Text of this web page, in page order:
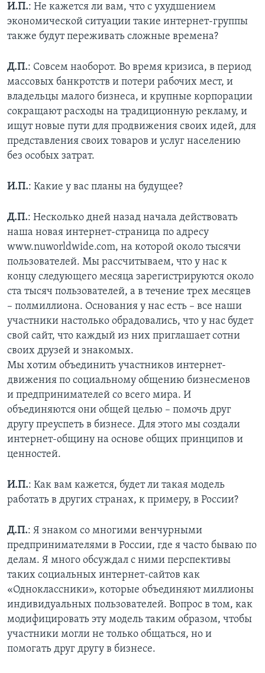
И.П.: Не кажется ли вам, что с ухудшением
экономической ситуации такие интернет-группы
также будут переживать сложные времена?
Д.П.: Совсем наоборот. Во время кризиса, в период
массовых банкротств и потери рабочих мест, и
владельцы малого бизнеса, и крупные корпорации
сокращают расходы на традиционную рекламу, и
ищут новые пути для продвижения своих идей, для
представления своих товаров и услуг населению
без особых затрат.
И.П.: Какие у вас планы на будущее?
Д.П.: Несколько дней назад начала действовать
наша новая интернет-страница по адресу
www.nuworldwide.com, на которой около тысячи
пользователей. Мы рассчитываем, что у нас к
концу следующего месяца зарегистрируются около
ста тысяч пользователей, а в течение трех месяцев
– полмиллиона. Основания у нас есть – все наши
участники настолько обрадовались, что у нас будет
свой сайт, что каждый из них приглашает сотни
своих друзей и знакомых.
Мы хотим объединить участников интернет-
движения по социальному общению бизнесменов
и предпринимателей со всего мира. И
объединяются они общей целью – помочь друг
другу преуспеть в бизнесе. Для этого мы создали
интернет-общину на основе общих принципов и
ценностей.
И.П.: Как вам кажется, будет ли такая модель
работать в других странах, к примеру, в России?
Д.П.: Я знаком со многими венчурными
предпринимателями в России, где я часто бываю по
делам. Я много обсуждал с ними перспективы
таких социальных интернет-сайтов как
«Одноклассники», которые объединяют миллионы
индивидуальных пользователей. Вопрос в том, как
модифицировать эту модель таким образом, чтобы
участники могли не только общаться, но и
помогать друг другу в бизнесе.